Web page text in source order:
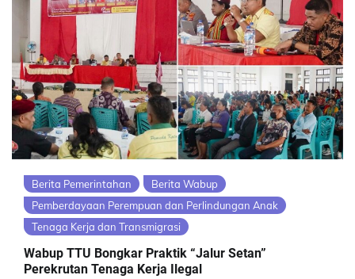
Berita Pemerintahan
Berita Wabup
Pemberdayaan Perempuan dan Perlindungan Anak
Tenaga Kerja dan Transmigrasi
Wabup TTU Bongkar Praktik “Jalur Setan”
Perekrutan Tenaga Kerja Ilegal